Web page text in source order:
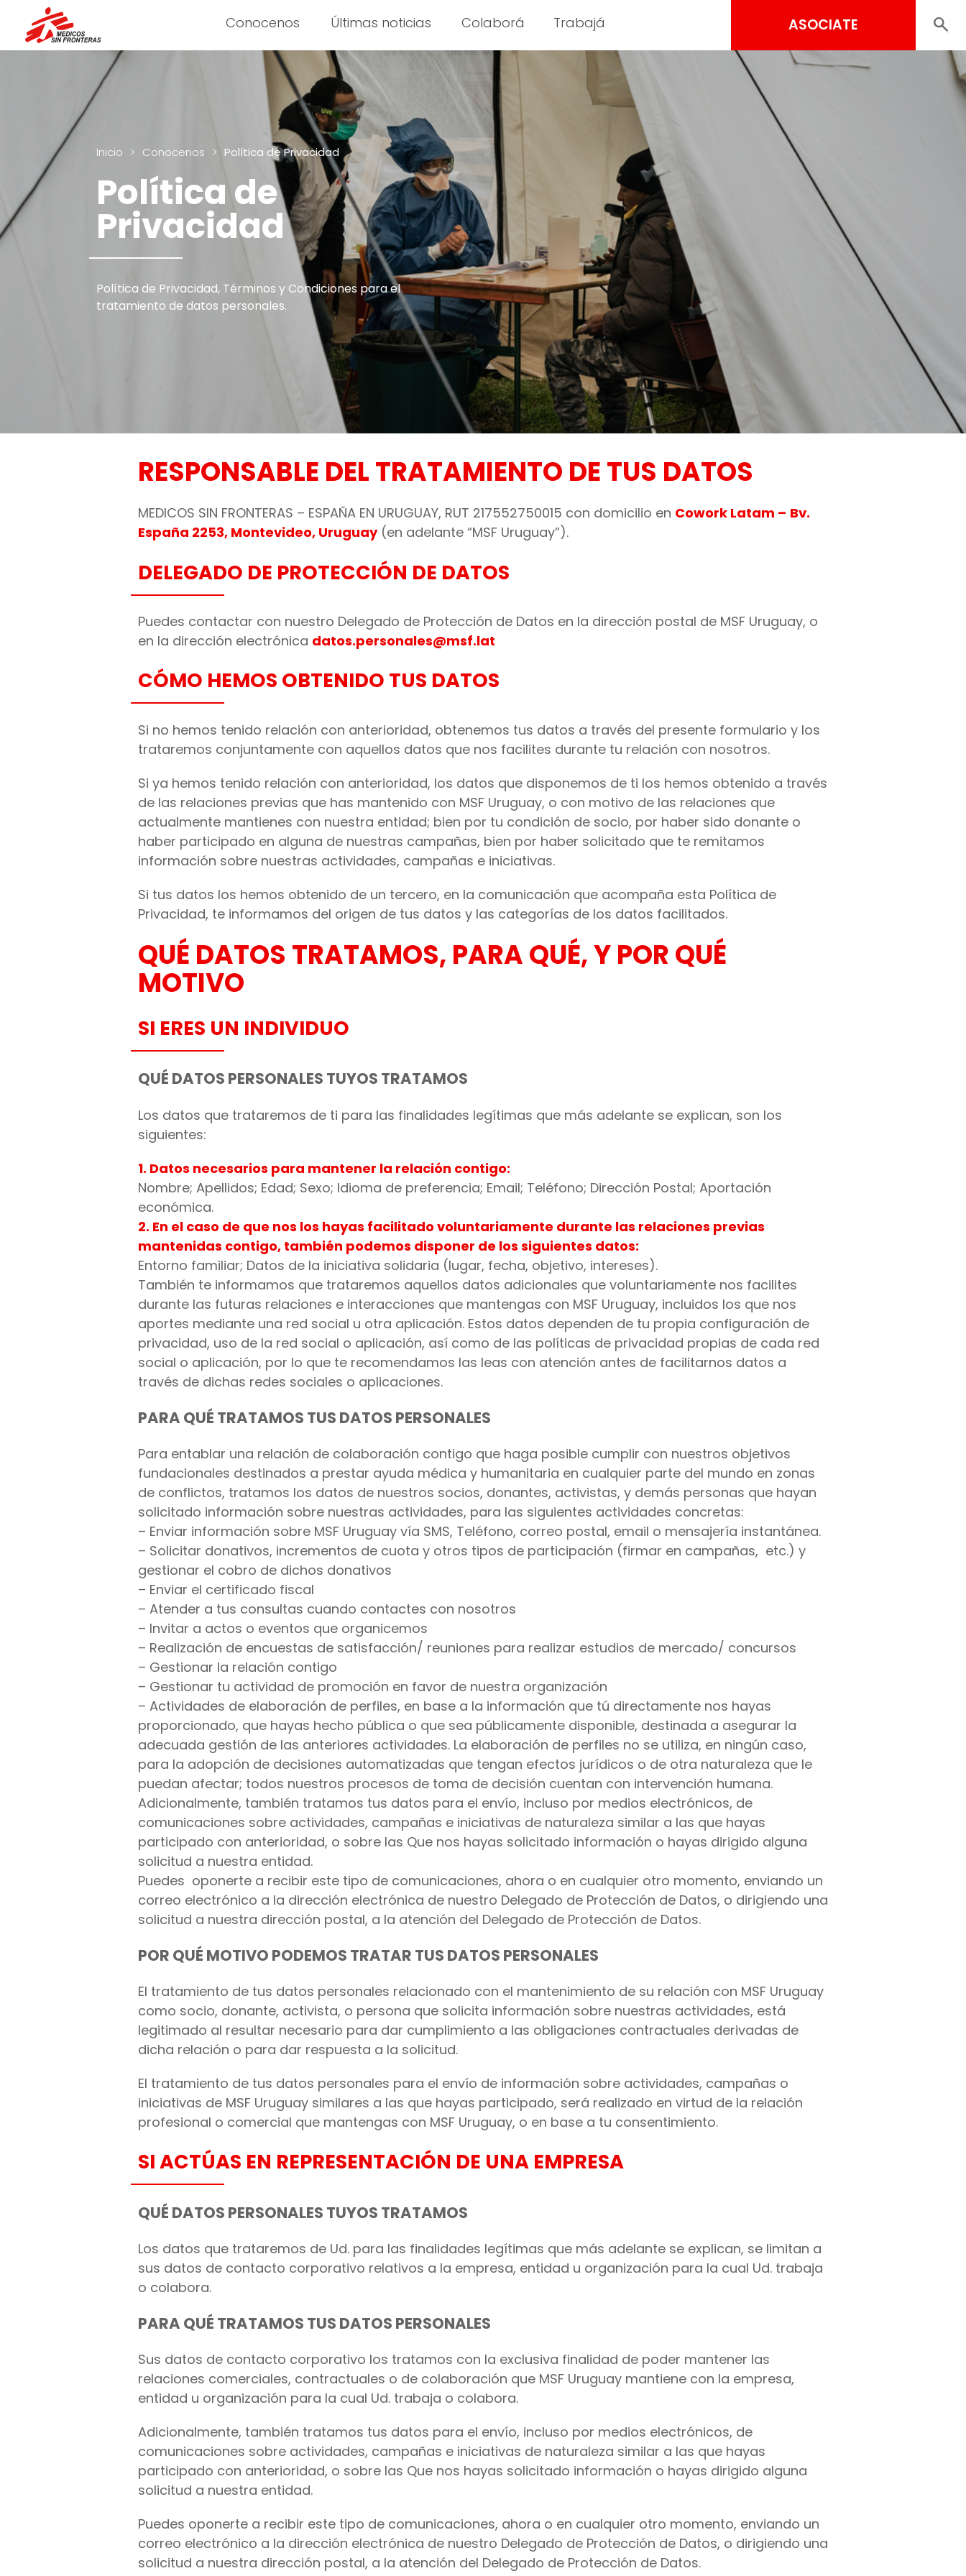
Conocenos Últimas noticias Colaborá Trabajá ASOCIATE
Inicio > Conocenos > Política de Privacidad
Política de
Privacidad
Política de Privacidad, Términos y Condiciones para el
tratamiento de datos personales.
RESPONSABLE DEL TRATAMIENTO DE TUS DATOS
MEDICOS SIN FRONTERAS – ESPAÑA EN URUGUAY, RUT 217552750015 con domicilio en Cowork Latam – Bv.
España 2253, Montevideo, Uruguay(en adelante “MSF Uruguay”).
DELEGADO DE PROTECCIÓN DE DATOS
Puedes contactar con nuestro Delegado de Protección de Datos en la dirección postal de MSF Uruguay, o
en la dirección electrónica datos.personales@msf.lat
CÓMO HEMOS OBTENIDO TUS DATOS
Si no hemos tenido relación con anterioridad, obtenemos tus datos a través del presente formulario y los
trataremos conjuntamente con aquellos datos que nos facilites durante tu relación con nosotros.
Si ya hemos tenido relación con anterioridad, los datos que disponemos de ti los hemos obtenido a través
de las relaciones previas que has mantenido con MSF Uruguay, o con motivo de las relaciones que
actualmente mantienes con nuestra entidad; bien por tu condición de socio, por haber sido donante o
haber participado en alguna de nuestras campañas, bien por haber solicitado que te remitamos
información sobre nuestras actividades, campañas e iniciativas.
Si tus datos los hemos obtenido de un tercero, en la comunicación que acompaña esta Política de
Privacidad, te informamos del origen de tus datos y las categorías de los datos facilitados.
QUÉ DATOS TRATAMOS, PARA QUÉ, Y POR QUÉ
MOTIVO
SI ERES UN INDIVIDUO
QUÉ DATOS PERSONALES TUYOS TRATAMOS
Los datos que trataremos de ti para las finalidades legítimas que más adelante se explican, son los
siguientes:
1. Datos necesarios para mantener la relación contigo:
Nombre; Apellidos; Edad; Sexo; Idioma de preferencia; Email; Teléfono; Dirección Postal; Aportación
económica.
2. En el caso de que nos los hayas facilitado voluntariamente durante las relaciones previas
mantenidas contigo, también podemos disponer de los siguientes datos:
Entorno familiar; Datos de la iniciativa solidaria (lugar, fecha, objetivo, intereses).
También te informamos que trataremos aquellos datos adicionales que voluntariamente nos facilites
durante las futuras relaciones e interacciones que mantengas con MSF Uruguay, incluidos los que nos
aportes mediante una red social u otra aplicación. Estos datos dependen de tu propia configuración de
privacidad, uso de la red social o aplicación, así como de las políticas de privacidad propias de cada red
social o aplicación, por lo que te recomendamos las leas con atención antes de facilitarnos datos a
través de dichas redes sociales o aplicaciones.
PARA QUÉ TRATAMOS TUS DATOS PERSONALES
Para entablar una relación de colaboración contigo que haga posible cumplir con nuestros objetivos
fundacionales destinados a prestar ayuda médica y humanitaria en cualquier parte del mundo en zonas
de conflictos, tratamos los datos de nuestros socios, donantes, activistas, y demás personas que hayan
solicitado información sobre nuestras actividades, para las siguientes actividades concretas:
– Enviar información sobre MSF Uruguay vía SMS, Teléfono, correo postal, email o mensajería instantánea.
– Solicitar donativos, incrementos de cuota y otros tipos de participación (firmar en campañas, etc.) y
gestionar el cobro de dichos donativos
– Enviar el certificado fiscal
– Atender a tus consultas cuando contactes con nosotros
– Invitar a actos o eventos que organicemos
– Realización de encuestas de satisfacción/ reuniones para realizar estudios de mercado/ concursos
– Gestionar la relación contigo
– Gestionar tu actividad de promoción en favor de nuestra organización
– Actividades de elaboración de perfiles, en base a la información que tú directamente nos hayas
proporcionado, que hayas hecho pública o que sea públicamente disponible, destinada a asegurar la
adecuada gestión de las anteriores actividades. La elaboración de perfiles no se utiliza, en ningún caso,
para la adopción de decisiones automatizadas que tengan efectos jurídicos o de otra naturaleza que le
puedan afectar; todos nuestros procesos de toma de decisión cuentan con intervención humana.
Adicionalmente, también tratamos tus datos para el envío, incluso por medios electrónicos, de
comunicaciones sobre actividades, campañas e iniciativas de naturaleza similar a las que hayas
participado con anterioridad, o sobre las Que nos hayas solicitado información o hayas dirigido alguna
solicitud a nuestra entidad.
Puedes oponerte a recibir este tipo de comunicaciones, ahora o en cualquier otro momento, enviando un
correo electrónico a la dirección electrónica de nuestro Delegado de Protección de Datos, o dirigiendo una
solicitud a nuestra dirección postal, a la atención del Delegado de Protección de Datos.
POR QUÉ MOTIVO PODEMOS TRATAR TUS DATOS PERSONALES
El tratamiento de tus datos personales relacionado con el mantenimiento de su relación con MSF Uruguay
como socio, donante, activista, o persona que solicita información sobre nuestras actividades, está
legitimado al resultar necesario para dar cumplimiento a las obligaciones contractuales derivadas de
dicha relación o para dar respuesta a la solicitud.
El tratamiento de tus datos personales para el envío de información sobre actividades, campañas o
iniciativas de MSF Uruguay similares a las que hayas participado, será realizado en virtud de la relación
profesional o comercial que mantengas con MSF Uruguay, o en base a tu consentimiento.
SI ACTÚAS EN REPRESENTACIÓN DE UNA EMPRESA
QUÉ DATOS PERSONALES TUYOS TRATAMOS
Los datos que trataremos de Ud. para las finalidades legítimas que más adelante se explican, se limitan a
sus datos de contacto corporativo relativos a la empresa, entidad u organización para la cual Ud. trabaja
o colabora.
PARA QUÉ TRATAMOS TUS DATOS PERSONALES
Sus datos de contacto corporativo los tratamos con la exclusiva finalidad de poder mantener las
relaciones comerciales, contractuales o de colaboración que MSF Uruguay mantiene con la empresa,
entidad u organización para la cual Ud. trabaja o colabora.
Adicionalmente, también tratamos tus datos para el envío, incluso por medios electrónicos, de
comunicaciones sobre actividades, campañas e iniciativas de naturaleza similar a las que hayas
participado con anterioridad, o sobre las Que nos hayas solicitado información o hayas dirigido alguna
solicitud a nuestra entidad.
Puedes oponerte a recibir este tipo de comunicaciones, ahora o en cualquier otro momento, enviando un
correo electrónico a la dirección electrónica de nuestro Delegado de Protección de Datos, o dirigiendo una
solicitud a nuestra dirección postal, a la atención del Delegado de Protección de Datos.